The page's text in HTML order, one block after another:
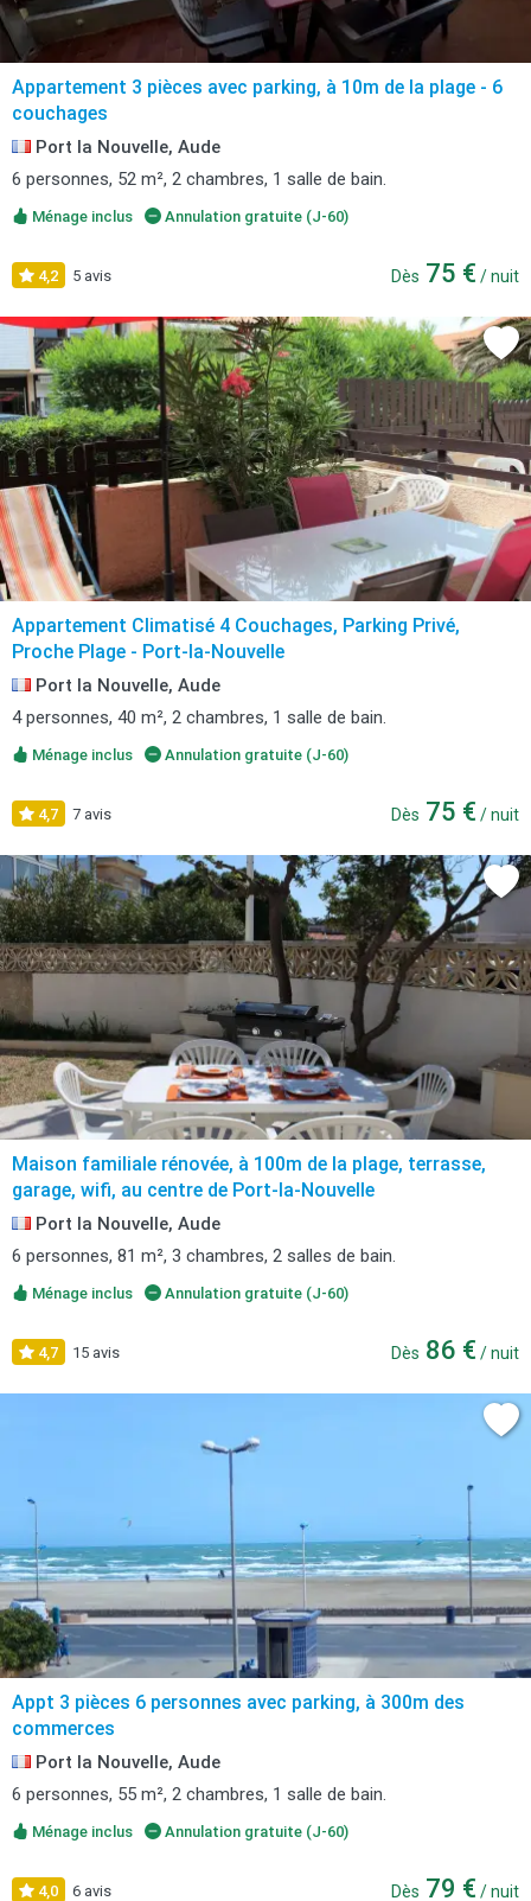
Appartement 3 pièces avec parking, à 10m de la plage - 6
couchages
Port la Nouvelle, Aude
6 personnes, 52 m², 2 chambres, 1 salle de bain.
Ménage inclus Annulation gratuite (J-60)
4,2 5 avis Dès 75 € / nuit
Appartement Climatisé 4 Couchages, Parking Privé,
Proche Plage - Port-la-Nouvelle
Port la Nouvelle, Aude
4 personnes, 40 m², 2 chambres, 1 salle de bain.
Ménage inclus Annulation gratuite (J-60)
4,7 7 avis Dès 75 € / nuit
Maison familiale rénovée, à 100m de la plage, terrasse,
garage, wifi, au centre de Port-la-Nouvelle
Port la Nouvelle, Aude
6 personnes, 81 m², 3 chambres, 2 salles de bain.
Ménage inclus Annulation gratuite (J-60)
4,7 15 avis Dès 86 € / nuit
Appt 3 pièces 6 personnes avec parking, à 300m des
commerces
Port la Nouvelle, Aude
6 personnes, 55 m², 2 chambres, 1 salle de bain.
Ménage inclus Annulation gratuite (J-60)
4,0 6 avis Dès 79 € / nuit